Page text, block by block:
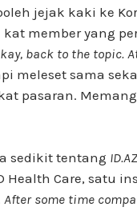
jejak kaki ke
member yang
back to the topic.
meleset sama
pasaran.
sedikit tentang
Health Care, satu
After some time